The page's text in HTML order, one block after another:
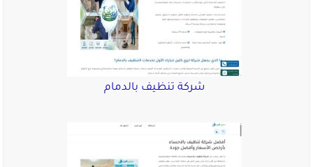
شركة تنظيف بالدمام